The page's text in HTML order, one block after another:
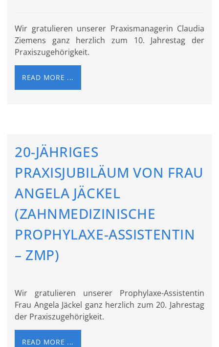
Wir gratulieren unserer Praxismanagerin Claudia
Ziemens ganz herzlich zum 10. Jahrestag der
Praxiszugehörigkeit.
READ MORE ...
20-JÄHRIGES
PRAXISJUBILÄUM VON FRAU
ANGELA JÄCKEL
(ZAHNMEDIZINISCHE
PROPHYLAXE-ASSISTENTIN
– ZMP)
Wir gratulieren unserer Prophylaxe-Assistentin
Frau Angela Jäckel ganz herzlich zum 20. Jahrestag
der Praxiszugehörigkeit.
READ MORE ...